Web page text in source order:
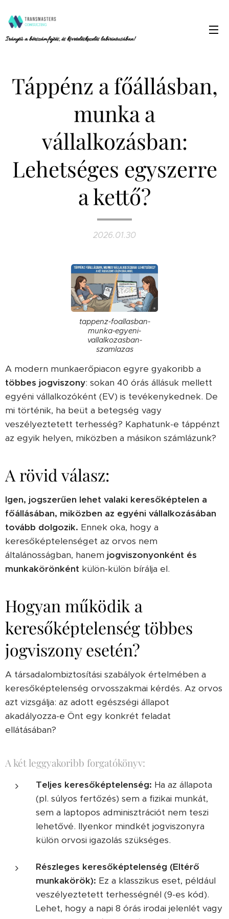
Iránytű a bérszámfejtés, és követeléskezelés labirintusában!
Táppénz a főállásban,
munka a
vállalkozásban:
Lehetséges egyszerre
a kettő?
2026.01.30
tappenz-foallasban-
munka-egyeni-
vallalkozasban-
szamlazas
A modern munkaerőpiacon egyre gyakoribb a
többes jogviszony: sokan 40 órás állásuk mellett
egyéni vállalkozóként (EV) is tevékenykednek. De
mi történik, ha beüt a betegség vagy
veszélyeztetett terhesség? Kaphatunk-e táppénzt
az egyik helyen, miközben a másikon számlázunk?
A rövid válasz:
Igen, jogszerűen lehet valaki keresőképtelen a
főállásában, miközben az egyéni vállalkozásában
tovább dolgozik. Ennek oka, hogy a
keresőképtelenséget az orvos nem
általánosságban, hanem jogviszonyonként és
munkakörönként külön-külön bírálja el.
Hogyan működik a
keresőképtelenség többes
jogviszony esetén?
A társadalombiztosítási szabályok értelmében a
keresőképtelenség orvosszakmai kérdés. Az orvos
azt vizsgálja: az adott egészségi állapot
akadályozza-e Önt egy konkrét feladat
ellátásában?
A két leggyakoribb forgatókönyv:
Teljes keresőképtelenség: Ha az állapota
(pl. súlyos fertőzés) sem a fizikai munkát,
sem a laptopos adminisztrációt nem teszi
lehetővé. Ilyenkor mindkét jogviszonyra
külön orvosi igazolás szükséges.
Részleges keresőképtelenség (Eltérő
munkakörök): Ez a klasszikus eset, például
veszélyeztetett terhességnél (9-es kód).
Lehet, hogy a napi 8 órás irodai jelenlét vagy